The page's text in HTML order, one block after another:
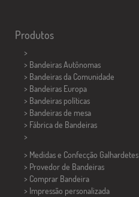
Produtos
>
> Bandeiras Autônomas
> Bandeiras da Comunidade
> Bandeiras Europa
> Bandeiras políticas
> Bandeiras de mesa
> Fábrica de Bandeiras
>
> Medidas e Confecção Galhardetes
> Provedor de Bandeiras
> Comprar Bandeira
> Impressão personalizada